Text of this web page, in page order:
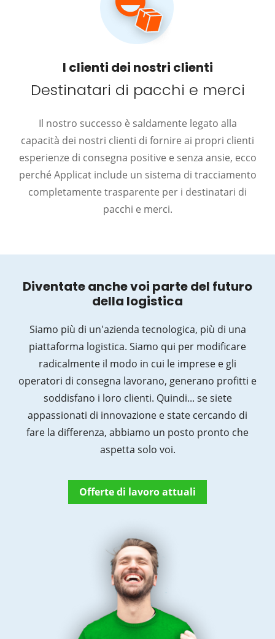
I clienti dei nostri clienti
Destinatari di pacchi e merci
Il nostro successo è saldamente legato alla
capacità dei nostri clienti di fornire ai propri clienti
esperienze di consegna positive e senza ansie, ecco
perché Applicat include un sistema di tracciamento
completamente trasparente per i destinatari di
pacchi e merci.
Diventate anche voi parte del futuro
della logistica
Siamo più di un'azienda tecnologica, più di una
piattaforma logistica. Siamo qui per modificare
radicalmente il modo in cui le imprese e gli
operatori di consegna lavorano, generano profitti e
soddisfano i loro clienti. Quindi... se siete
appassionati di innovazione e state cercando di
fare la differenza, abbiamo un posto pronto che
aspetta solo voi.
Offerte di lavoro attuali